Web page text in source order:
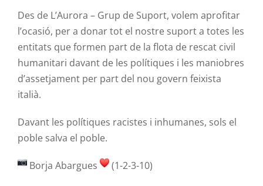
Des de L’Aurora – Grup de Suport, volem aprofitar
l’ocasió, per a donar tot el nostre suport a totes les
entitats que formen part de la flota de rescat civil
humanitari davant de les polítiques i les maniobres
d’assetjament per part del nou govern feixista
italià.
Davant les polítiques racistes i inhumanes, sols el
poble salva el poble.
Borja Abargues (1-2-3-10)